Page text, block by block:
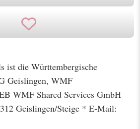
ist die Württembergische
Geislingen, WMF
WMF Shared Services GmbH
Geislingen/Steige * E-Mail: